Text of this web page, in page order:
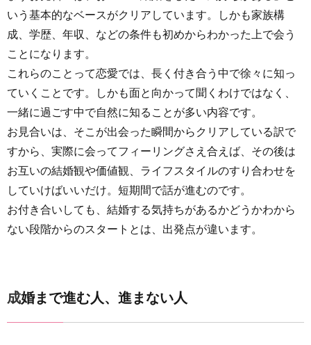
いう基本的なベースがクリアしています。しかも家族構
成、学歴、年収、などの条件も初めからわかった上で会う
ことになります。
これらのことって恋愛では、長く付き合う中で徐々に知っ
ていくことです。しかも面と向かって聞くわけではなく、
一緒に過ごす中で自然に知ることが多い内容です。
お見合いは、そこが出会った瞬間からクリアしている訳で
すから、実際に会ってフィーリングさえ合えば、その後は
お互いの結婚観や価値観、ライフスタイルのすり合わせを
していけばいいだけ。短期間で話が進むのです。
お付き合いしても、結婚する気持ちがあるかどうかわから
ない段階からのスタートとは、出発点が違います。
成婚まで進む人、進まない人